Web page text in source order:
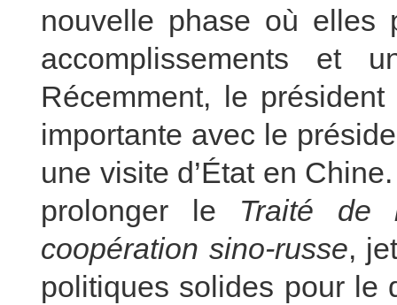
nouvelle phase où elles
accomplissements et
Récemment, le
importante avec le
une visite d’État en
prolonger le Traité de
coopération sino-russe,
politiques solides pour le